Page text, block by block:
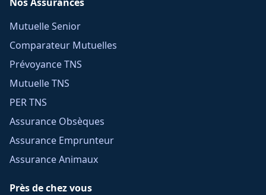
Mutuelle Senior
Comparateur Mutuelles
Prévoyance TNS
Mutuelle TNS
PER TNS
Assurance Obsèques
Assurance Emprunteur
Assurance Animaux
Près de chez vous